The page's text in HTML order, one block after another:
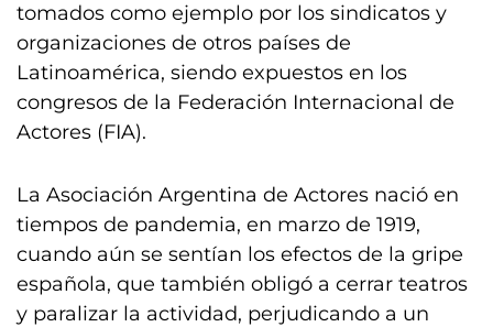
tomados como ejemplo por los sindicatos y
organizaciones de otros países de
Latinoamérica, siendo expuestos en los
congresos de la Federación Internacional de
Actores (FIA).
La Asociación Argentina de Actores nació en
tiempos de pandemia, en marzo de 1919,
cuando aún se sentían los efectos de la gripe
española, que también obligó a cerrar teatros
y paralizar la actividad, perjudicando a un